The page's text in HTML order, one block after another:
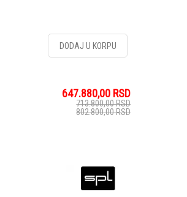
DODAJ U KORPU
647.880,00 RSD
713.800,00RSD
802.800,00RSD